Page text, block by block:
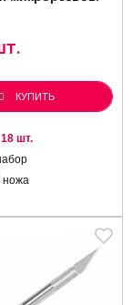
КУПИТЬ
18 шт.
ножа